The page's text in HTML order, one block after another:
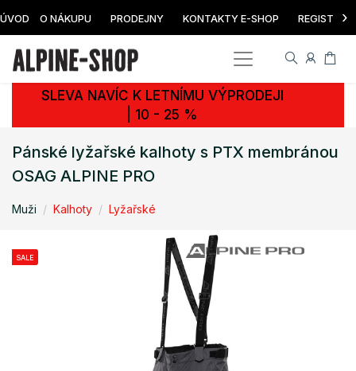
ÚVOD O NÁKUPU PRODEJNY KONTAKTY E-SHOP ›
SLEVA NAVÍC K LETNÍMU VÝPRODEJI
| 10 - 25 %
Pánské lyžařské kalhoty s PTX membránou
OSAG ALPINE PRO
Muži Kalhoty Lyžařské
SALE